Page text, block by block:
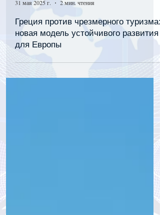
31 мая 2025 г.
2 мин. чтения
Греция против чрезмерного туризма:
новая модель устойчивого развития
для Европы